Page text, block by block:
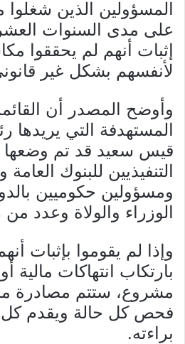
المسؤولين الذين شغلوا
على مدى السنوات
إثبات أنهم لم يحققوا
لأنفسهم بشكل غير
وأوضح المصدر أن
المستهدفة التي يريدها
قيس سعيد قد تم وضعها
التنفيذيين للبنوك العامة
ومسؤولين حكوميين
الوزراء والولاة وعدد
وإذا لم يقوموا بإثبات
بارتكاب انتهاكات مالية
مشروع، ستتم مصادرة
فحص كل حالة ويقدم
براءته.